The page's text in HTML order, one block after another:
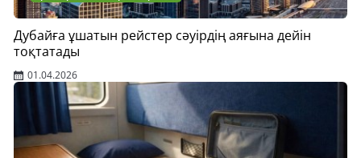
Дубайға ұшатын рейстер сәуірдің аяғына дейін
тоқтатады
01.04.2026